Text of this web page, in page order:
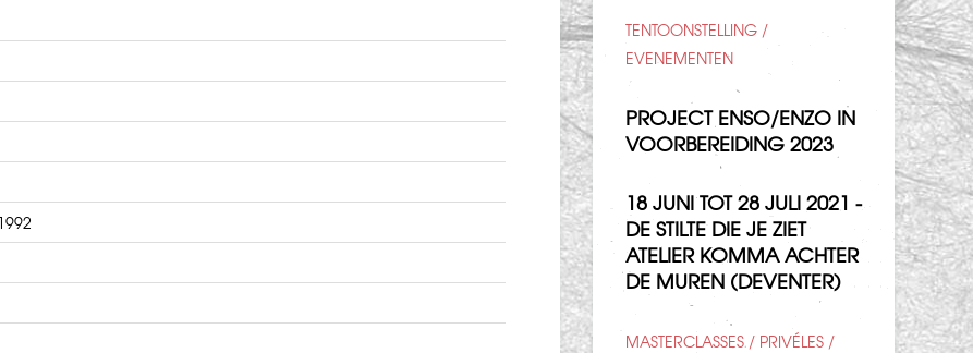
TENTOONSTELLING /
EVENEMENTEN
PROJECT ENSO/ENZO IN
VOORBEREIDING 2023
18 JUNI TOT 28 JULI 2021 -
DE STILTE DIE JE ZIET
ATELIER KOMMA ACHTER
DE MUREN (DEVENTER)
MASTERCLASSES / PRIVÉLES /